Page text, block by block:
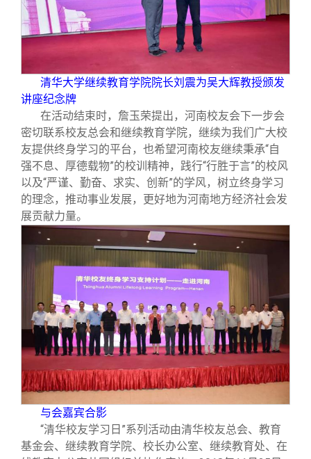
清华大学继续教育学院院长刘震为吴大辉教授颁发
讲座纪念牌
在活动结束时，詹玉荣提出，河南校友会下一步会
密切联系校友总会和继续教育学院，继续为我们广大校
友提供终身学习的平台，也希望河南校友继续秉承“自
强不息、厚德载物”的校训精神，践行“行胜于言”的校风
以及“严谨、勤奋、求实、创新”的学风，树立终身学习
的理念，推动事业发展，更好地为河南地方经济社会发
展贡献力量。
与会嘉宾合影
“清华校友学习日”系列活动由清华校友总会、教育
基金会、继续教育学院、校长办公室、继续教育处、在